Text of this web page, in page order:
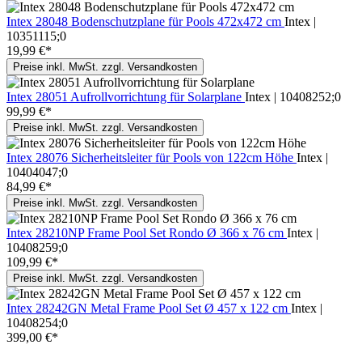
Intex 28048 Bodenschutzplane für Pools 472x472 cm Intex |
10351115;0
19,99 €*
Preise inkl. MwSt. zzgl. Versandkosten
Intex 28051 Aufrollvorrichtung für Solarplane Intex | 10408252;0
99,99 €*
Preise inkl. MwSt. zzgl. Versandkosten
Intex 28076 Sicherheitsleiter für Pools von 122cm Höhe Intex |
10404047;0
84,99 €*
Preise inkl. MwSt. zzgl. Versandkosten
Intex 28210NP Frame Pool Set Rondo Ø 366 x 76 cm Intex |
10408259;0
109,99 €*
Preise inkl. MwSt. zzgl. Versandkosten
Intex 28242GN Metal Frame Pool Set Ø 457 x 122 cm Intex |
10408254;0
399,00 €*